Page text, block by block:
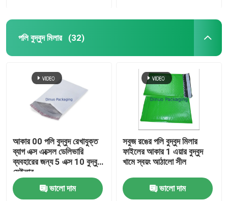
পলি বুদ্বুদ মিলার (32)
আকার 00 পলি বুদ্বুদ রেখাযুক্ত
ব্যাগ এক্স এক্সেল ডেলিভারি
ব্যবহারের জন্য 5 এক্স 10 বুদ্বুদ
মেইলার
ভালো দাম
সবুজ রঙের পলি বুদ্বুদ মিলার
ফাইলের আকার 1 এয়ার বুদ্বুদ
খামে স্বয়ং আঠালো সীল
ভালো দাম